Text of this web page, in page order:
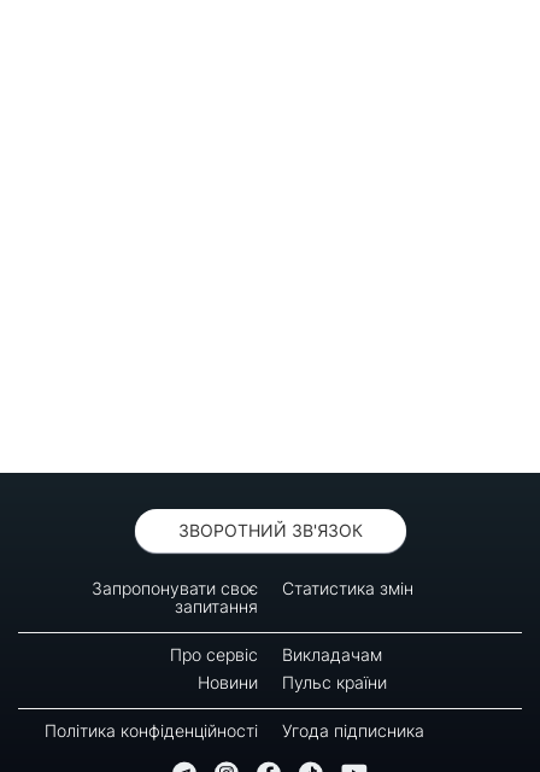
ЗВОРОТНИЙ ЗВ'ЯЗОК
Запропонувати своє
запитання
Статистика змін
Про сервіс
Викладачам
Новини
Пульс країни
Політика конфіденційності Угода підписника